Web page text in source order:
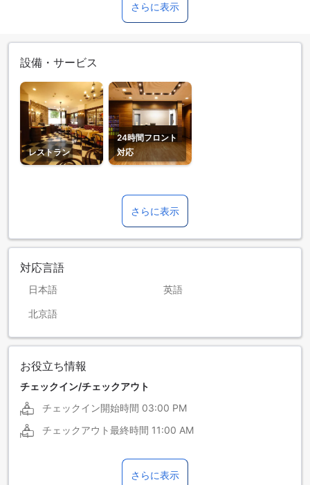
さらに表示
設備・サービス
レストラン
24時間フロント
対応
さらに表示
対応言語
日本語 英語
北京語
お役立ち情報
チェックイン/チェックアウト
チェックイン開始時間 03:00 PM
チェックアウト最終時間 11:00 AM
さらに表示